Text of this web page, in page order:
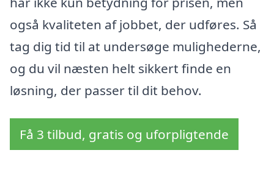
også kvaliteten af jobbet, der udføres. Så
tag dig tid til at undersøge mulighederne,
og du vil næsten helt sikkert finde en
løsning, der passer til dit behov.
Få 3 tilbud, gratis og uforpligtende